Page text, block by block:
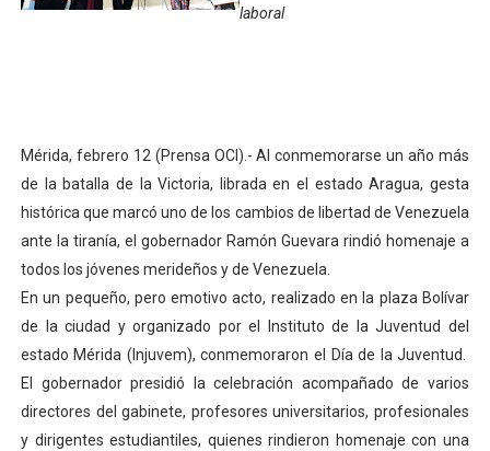
Entregan planta eléctrica para fortalecer la atención
Expertos inspeccionan espacios del OAN para la
Dictan MasterClass en el marco del Encuentro LAGO
Campo Elías avanza con plan de asfaltado
Encuentro estadal fortalece la coordinación de
Gobernador Arnaldo Sánchez apadrina a más de 993
laboral
Mérida, febrero 12 (Prensa OCI).- Al conmemorarse un año más
de la batalla de la Victoria, librada en el estado Aragua, gesta
histórica que marcó uno de los cambios de libertad de Venezuela
ante la tiranía, el gobernador Ramón Guevara rindió homenaje a
todos los jóvenes merideños y de Venezuela.
En un pequeño, pero emotivo acto, realizado en la plaza Bolívar
de la ciudad y organizado por el Instituto de la Juventud del
estado Mérida (Injuvem), conmemoraron el Día de la Juventud.
El gobernador presidió la celebración acompañado de varios
directores del gabinete, profesores universitarios, profesionales
y dirigentes estudiantiles, quienes rindieron homenaje con una